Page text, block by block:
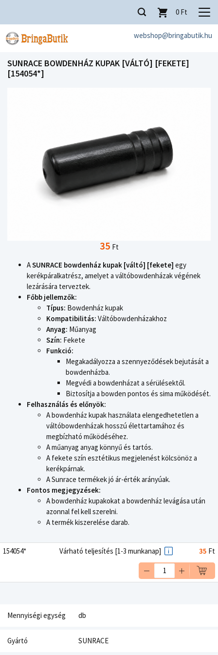
webshop@bringabutik.hu
0 Ft
SUNRACE BOWDENHÁZ KUPAK [VÁLTÓ] [FEKETE]
[154054*]
35 Ft
ASUNRACE bowdenház kupak [váltó] [fekete] egy
kerékpáralkatrész, amelyet a váltóbowdenházak végének
lezárására terveztek.
Főbb jellemzők:
Típus: Bowdenház kupak
Kompatibilitás: Váltóbowdenházakhoz
Anyag: Műanyag
Szín: Fekete
Funkció:
Megakadályozza a szennyeződések bejutását a
bowdenházba.
Megvédi a bowdenházat a sérülésektől.
Biztosítja a bowden pontos és sima működését.
Felhasználás és előnyök:
A bowdenház kupak használata elengedhetetlen a
váltóbowdenházak hosszú élettartamához és
megbízható működéséhez.
A műanyag anyag könnyű és tartós.
A fekete szín esztétikus megjelenést kölcsönöz a
kerékpárnak.
A Sunrace termékek jó ár-érték arányúak.
Fontos megjegyzések:
A bowdenház kupakokat a bowdenház levágása után
azonnal fel kell szerelni.
A termék kiszerelése darab.
154054* Várható teljesítés [1-3 munkanap] 35 Ft
Mennyiségi egység db
Gyártó SUNRACE